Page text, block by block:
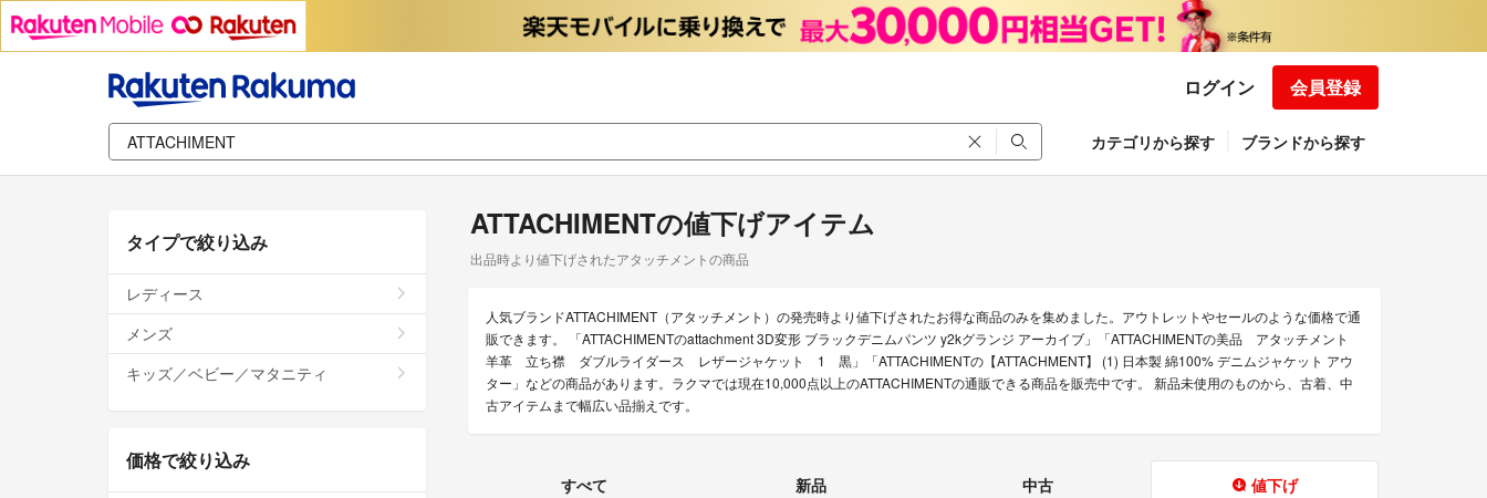
ログイン 会員登録
カテゴリから探す ブランドから探す
ATTACHIMENTの値下げアイテム
出品時より値下げされたアタッチメントの商品
人気ブランドATTACHIMENT（アタッチメント）の発売時より値下げされたお得な商品のみを集めました。アウトレットやセールのような価格で通
販できます。 「ATTACHIMENTのattachment 3D変形 ブラックデニムパンツ y2kグランジ アーカイブ」「ATTACHIMENTの美品 アタッチメント
羊革 立ち襟 ダブルライダース レザージャケット 1 黒」「ATTACHIMENTの【ATTACHMENT】 (1) 日本製 綿100% デニムジャケット アウ
ター」などの商品があります。ラクマでは現在10,000点以上のATTACHIMENTの通販できる商品を販売中です。 新品未使用のものから、古着、中
古アイテムまで幅広い品揃えです。
すべて 新品 中古 値下げ
タイプで絞り込み
レディース
メンズ
キッズ／ベビー／マタニティ
価格で絞り込み